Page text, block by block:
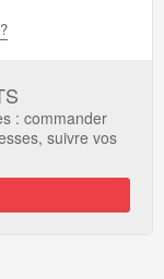
: commander
suivre vos